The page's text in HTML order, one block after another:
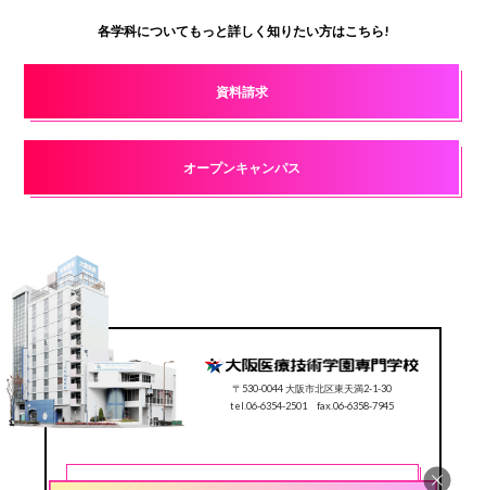
各学科についてもっと詳しく知りたい方はこちら!
資料請求
オープンキャンパス
〒530-0044 大阪市北区東天満2-1-30
tel.06-6354-2501 fax.06-6358-7945
CONTACT